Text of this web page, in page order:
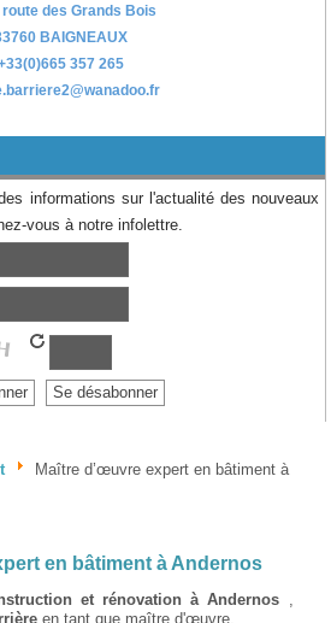
route des Grands Bois
BAIGNEAUX
357 265
informations sur l'actualité des nouveaux
vous à notre infolettre.
Maître d’œuvre expert en bâtiment à
en bâtiment à Andernos
et rénovation à Andernos
en tant que maître d'œuvre.